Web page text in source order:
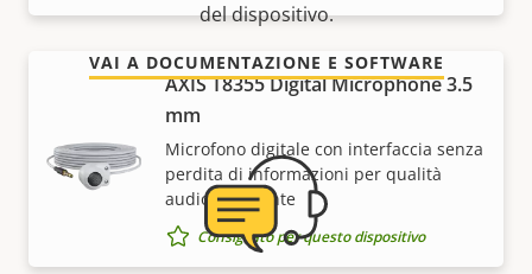
AXIS T8355 Digital Microphone 3.5
mm
Microfono digitale con interfaccia senza
perdita di informazioni per qualità
audio eccellente
Consigliato per questo dispositivo
del dispositivo.
VAI A DOCUMENTAZIONE E SOFTWARE